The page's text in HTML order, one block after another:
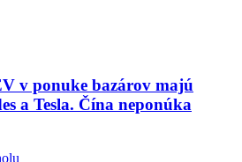
v ponuke bazárov majú
a Tesla. Čína neponúka